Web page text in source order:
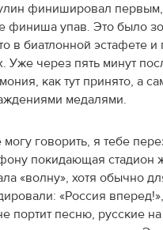
Ванкувере
раза
раза
освежить
финишировал первым,
финиша упав. Это было
в биатлонной эстафете
Уже через пять минут
как тут принято, а
медалями.
могу говорить, я тебе
покидающая стадион
«волну», хотя обычно
«Россия
портит песню, русские